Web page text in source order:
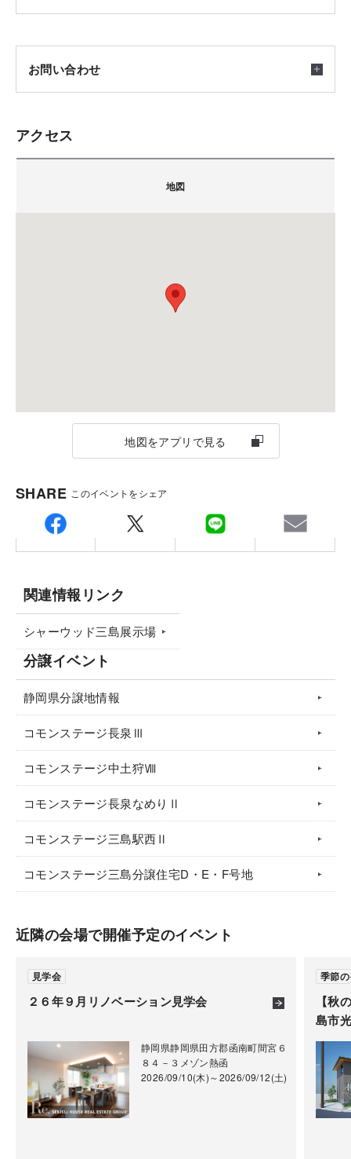
こちらのHPより、ぜひご予約ください。
開催日時
※予約多数の時間帯は、第一希望に添えない場合がご
ざいます。その場合は担当者より時間変更のご連絡を
（SBSマイホームセンター三島展示場）
お問い合わせ
積水ハウス株式会社 シャーウッド三島展示場
※定休日に頂いたお問い合わせ・ご予約のお返事は翌
営業日以降のご案内になります。
アクセス
地図
地図をアプリで見る
SHARE このイベントをシェア
関連情報リンク
シャーウッド三島展示場
分譲イベント
静岡県分譲地情報
コモンステージ長泉Ⅲ
コモンステージ中土狩Ⅷ
コモンステージ長泉なめりⅡ
コモンステージ三島駅西Ⅱ
コモンステージ三島分譲住宅D・E・F号地
近隣の会場で開催予定のイベント
２６年９月リノベーション見学会
見学会
静岡県静岡県田方郡函南町間宮６
８４－３メゾン熱函
2026/09/10(木)～2026/09/12(土)
【秋
島市
季節